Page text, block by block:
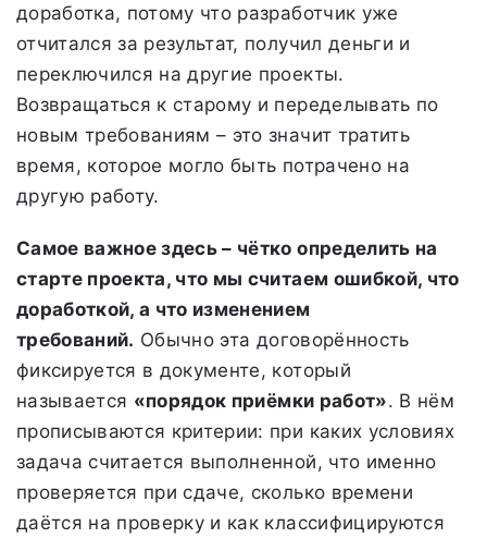
доработка, потому что разработчик уже
отчитался за результат, получил деньги и
переключился на другие проекты.
Возвращаться к старому и переделывать по
новым требованиям – это значит тратить
время, которое могло быть потрачено на
другую работу.
Самое важное здесь – чётко определить на
старте проекта, что мы считаем ошибкой, что
доработкой, а что изменением
требований. Обычно эта договорённость
фиксируется в документе, который
называется «порядок приёмки работ». В нём
прописываются критерии: при каких условиях
задача считается выполненной, что именно
проверяется при сдаче, сколько времени
даётся на проверку и как классифицируются